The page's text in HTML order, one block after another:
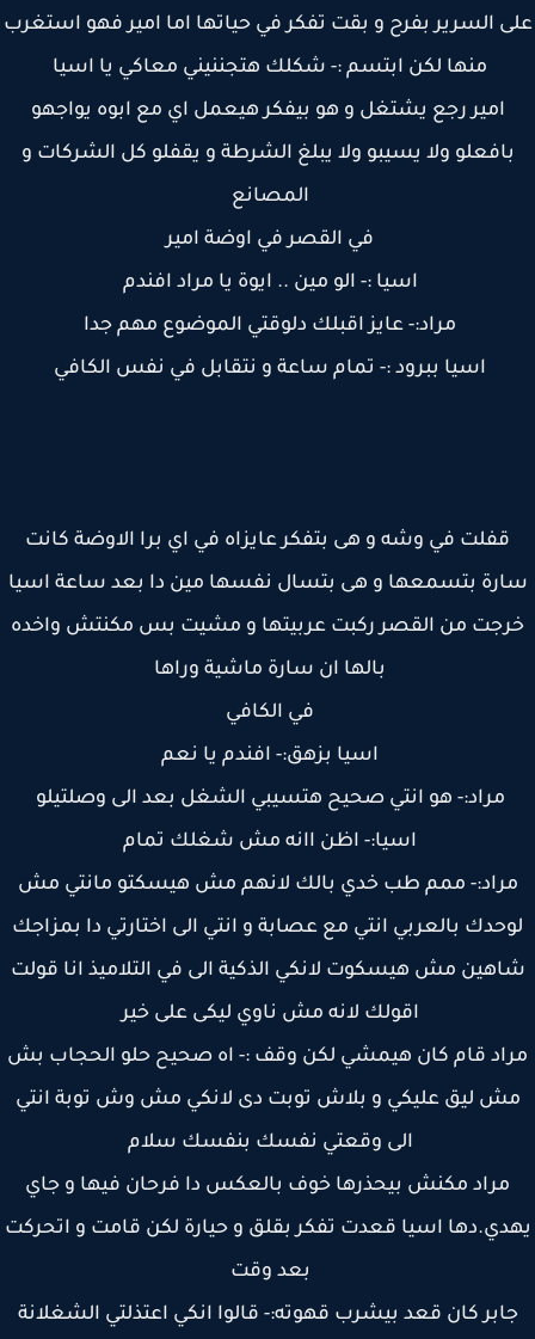
السرير بفرح و بقت تفكر في حياتها اما امير فهو استغرب
منها لكن ابتسم :- شكلك هتجننيني معاكي يا اسيا
امير رجع يشتغل و هو بيفكر هيعمل اي مع ابوه يواجهو
بافعلو ولا يسيبو ولا يبلغ الشرطة و يقفلو كل الشركات و
المصانع
في القصر في اوضة امير
اسيا :- الو مين .. ايوة يا مراد افندم
مراد:- عايز اقبلك دلوقتي الموضوع مهم جدا
اسيا ببرود :- تمام ساعة و نتقابل في نفس الكافي
قفلت في وشه و هى بتفكر عايزاه في اي برا الاوضة كانت
بتسمعها و هى بتسال نفسها مين دا بعد ساعة اسيا
من القصر ركبت عربيتها و مشيت بس مكنتش واخده
بالها ان سارة ماشية وراها
في الكافي
اسيا بزهق:- افندم يا نعم
مراد:- هو انتي صحيح هتسيبي الشغل بعد الى وصلتيلو
اسيا:- اظن اانه مش شغلك تمام
ممم طب خدي بالك لانهم مش هيسكتو مانتي مش
بالعربي انتي مع عصابة و انتي الى اختارتي دا بمزاجك
مش هيسكوت لانكي الذكية الى في التلاميذ انا قولت
اقولك لانه مش ناوي ليكى على خير
قام كان هيمشي لكن وقف :- اه صحيح حلو الحجاب بش
ليق عليكي و بلاش توبت دى لانكي مش وش توبة انتي
الى وقعتي نفسك بنفسك سلام
مراد مكنش بيحذرها خوف بالعكس دا فرحان فيها و جاي
اسيا قعدت تفكر بقلق و حيارة لكن قامت و اتحركت
بعد وقت
كان قعد بيشرب قهوته:- قالوا انكي اعتذلتي الشغلانة